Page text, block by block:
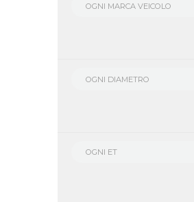
OGNI MARCA VEICOLO
OGNI DIAMETRO
OGNI ET